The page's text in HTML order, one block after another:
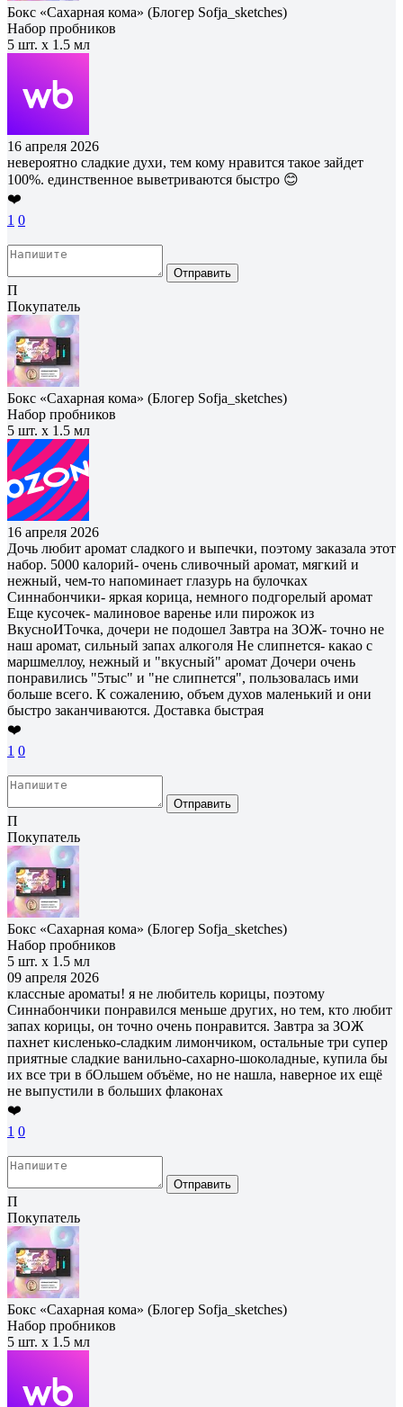
Бокс «Сахарная кома» (Блогер Sofja_sketches)
Набор пробников
5 шт. х 1.5 мл
16 апреля 2026
невероятно сладкие духи, тем кому нравится такое зайдет
100%. единственное выветриваются быстро 😊
❤️
1 0
Отправить
П
Покупатель
Бокс «Сахарная кома» (Блогер Sofja_sketches)
Набор пробников
5 шт. х 1.5 мл
16 апреля 2026
Дочь любит аромат сладкого и выпечки, поэтому заказала этот
набор. 5000 калорий- очень сливочный аромат, мягкий и
нежный, чем-то напоминает глазурь на булочках
Синнабончики- яркая корица, немного подгорелый аромат
Еще кусочек- малиновое варенье или пирожок из
ВкусноИТочка, дочери не подошел Завтра на ЗОЖ- точно не
наш аромат, сильный запах алкоголя Не слипнется- какао с
маршмеллоу, нежный и "вкусный" аромат Дочери очень
понравились "5тыс" и "не слипнется", пользовалась ими
больше всего. К сожалению, объем духов маленький и они
быстро заканчиваются. Доставка быстрая
❤️
1 0
Отправить
П
Покупатель
Бокс «Сахарная кома» (Блогер Sofja_sketches)
Набор пробников
5 шт. х 1.5 мл
09 апреля 2026
классные ароматы! я не любитель корицы, поэтому
Синнабончики понравился меньше других, но тем, кто любит
запах корицы, он точно очень понравится. Завтра за ЗОЖ
пахнет кисленько-сладким лимончиком, остальные три супер
приятные сладкие ванильно-сахарно-шоколадные, купила бы
их все три в бОльшем объёме, но не нашла, наверное их ещё
не выпустили в больших флаконах
❤️
1 0
Отправить
П
Покупатель
Бокс «Сахарная кома» (Блогер Sofja_sketches)
Набор пробников
5 шт. х 1.5 мл